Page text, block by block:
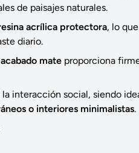
de paisajes naturales.
acrílica protectora, lo
diario.
mate proporciona
interacción social, siendo
o interiores minimalistas.